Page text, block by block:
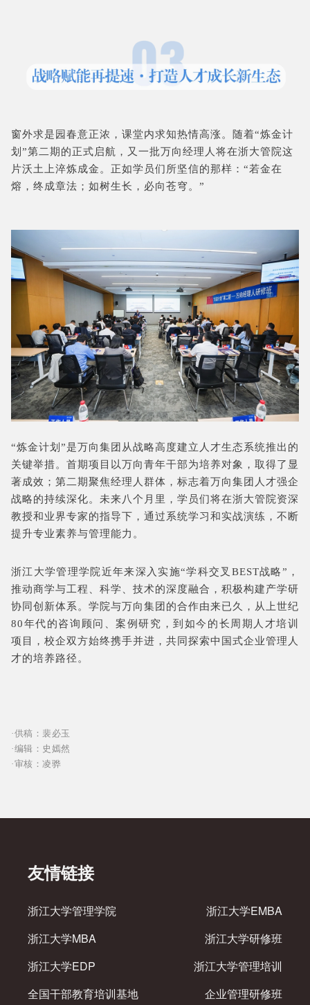
窗外求是园春意正浓，课堂内求知热情高涨。随着“炼金计
划”第二期的正式启航，又一批万向经理人将在浙大管院这
片沃土上淬炼成金。正如学员们所坚信的那样：“若金在
熔，终成章法；如树生长，必向苍穹。”
“炼金计划”是万向集团从战略高度建立人才生态系统推出的
关键举措。首期项目以万向青年干部为培养对象，取得了显
著成效；第二期聚焦经理人群体，标志着万向集团人才强企
战略的持续深化。未来八个月里，学员们将在浙大管院资深
教授和业界专家的指导下，通过系统学习和实战演练，不断
提升专业素养与管理能力。
浙江大学管理学院近年来深入实施“学科交叉BEST战略”，
推动商学与工程、科学、技术的深度融合，积极构建产学研
协同创新体系。学院与万向集团的合作由来已久，从上世纪
80年代的咨询顾问、案例研究，到如今的长周期人才培训
项目，校企双方始终携手并进，共同探索中国式企业管理人
才的培养路径。
·供稿：裴必玉
·编辑：史嫣然
·审核：凌骅
友情链接
浙江大学管理学院
浙江大学EMBA
浙江大学MBA
浙江大学研修班
浙江大学EDP
浙江大学管理培训
全国干部教育培训基地
企业管理研修班